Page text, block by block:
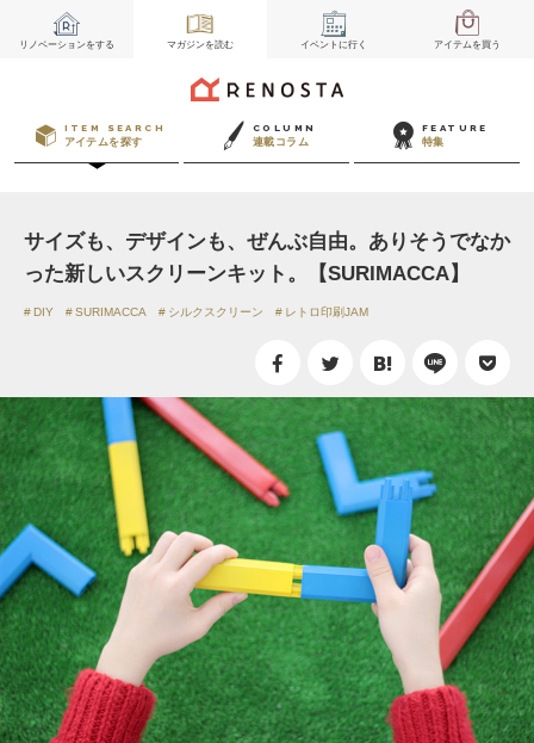
リノベーションをする マガジンを読む イベント に行く アイテムを買う
ITEM SEARCH
アイテムを探す
COLUMN
連載コラム
FEATURE
特集
サイズも、デザインも、ぜんぶ自由。ありそうでなか
った新しいスクリーンキット。【SURIMACCA】
DIY SURIMACCA シルクスクリーン レトロ印刷JAM